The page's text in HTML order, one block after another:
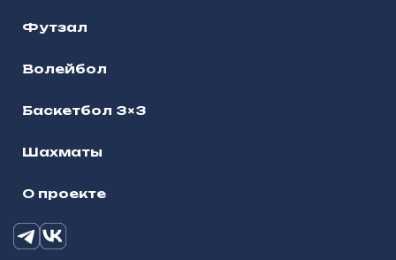
Футзал
Волейбол
Баскетбол 3×3
Шахматы
О проекте